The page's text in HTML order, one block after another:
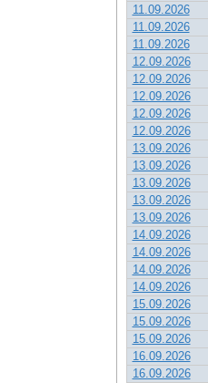
11.09.2026
11.09.2026
11.09.2026
12.09.2026
12.09.2026
12.09.2026
12.09.2026
12.09.2026
13.09.2026
13.09.2026
13.09.2026
13.09.2026
13.09.2026
14.09.2026
14.09.2026
14.09.2026
14.09.2026
15.09.2026
15.09.2026
15.09.2026
16.09.2026
16.09.2026